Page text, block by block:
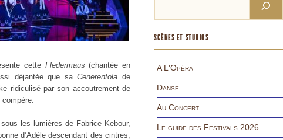
cette Fledermaus(chantée en
déjantée que saCenerentola de
ridiculisé par son accoutrement de
compère.
les lumières de Fabrice Kebour,
d’Adèle descendant des cintres,
SCÈNES ET STUDIOS
A L'Opéra
Danse
Au Concert
Le guide des Festivals 2026